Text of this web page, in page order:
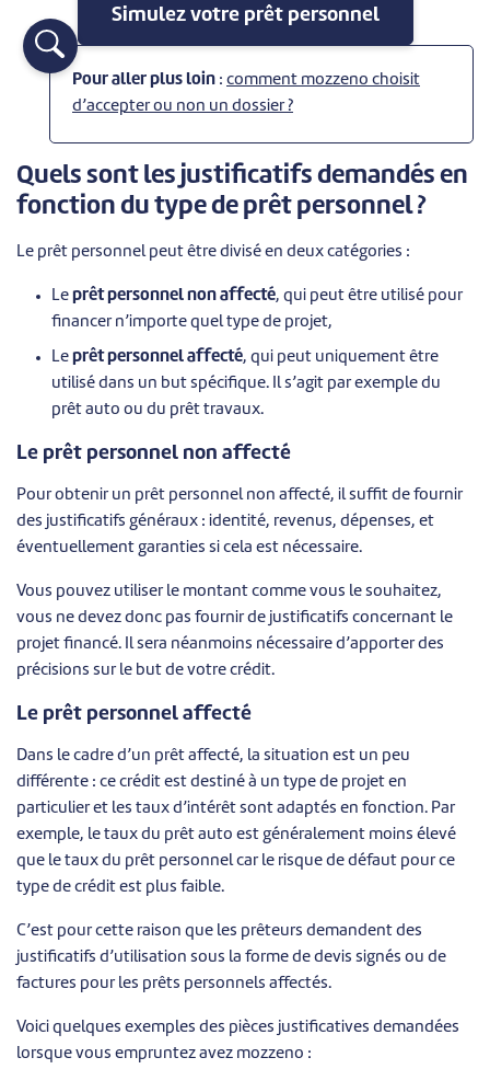
Simulez votre prêt personnel
Pour aller plus loin : comment mozzeno choisit
d’accepter ou non un dossier ?
Quels sont les justificatifs demandés en
fonction du type de prêt personnel ?
Le prêt personnel peut être divisé en deux catégories :
Le prêt personnel non affecté, qui peut être utilisé pour
financer n’importe quel type de projet,
Le prêt personnel affecté, qui peut uniquement être
utilisé dans un but spécifique. Il s’agit par exemple du
prêt auto ou du prêt travaux.
Le prêt personnel non affecté
Pour obtenir un prêt personnel non affecté, il suffit de fournir
des justificatifs généraux : identité, revenus, dépenses, et
éventuellement garanties si cela est nécessaire.
Vous pouvez utiliser le montant comme vous le souhaitez,
vous ne devez donc pas fournir de justificatifs concernant le
projet financé. Il sera néanmoins nécessaire d’apporter des
précisions sur le but de votre crédit.
Le prêt personnel affecté
Dans le cadre d’un prêt affecté, la situation est un peu
différente : ce crédit est destiné à un type de projet en
particulier et les taux d’intérêt sont adaptés en fonction. Par
exemple, le taux du prêt auto est généralement moins élevé
que le taux du prêt personnel car le risque de défaut pour ce
type de crédit est plus faible.
C’est pour cette raison que les prêteurs demandent des
justificatifs d’utilisation sous la forme de devis signés ou de
factures pour les prêts personnels affectés.
Voici quelques exemples des pièces justificatives demandées
lorsque vous empruntez avez mozzeno :